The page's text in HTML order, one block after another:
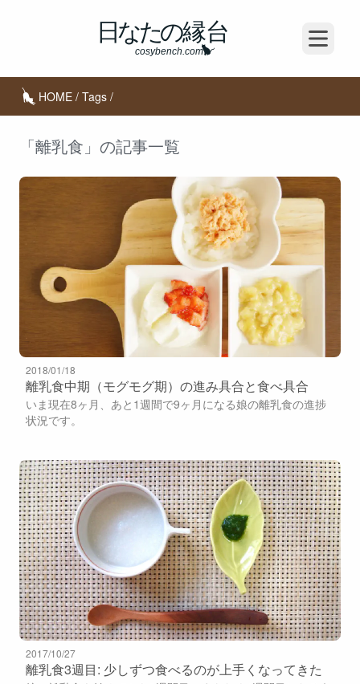
Open
HOME / Tags /
「離乳食」の記事一覧
2018/01/18
離乳食中期（モグモグ期）の進み具合と食べ具合
いま現在8ヶ月、あと1週間で9ヶ月になる娘の離乳食の進捗
状況です。
2017/10/27
離乳食3週目: 少しずつ食べるのが上手くなってきた